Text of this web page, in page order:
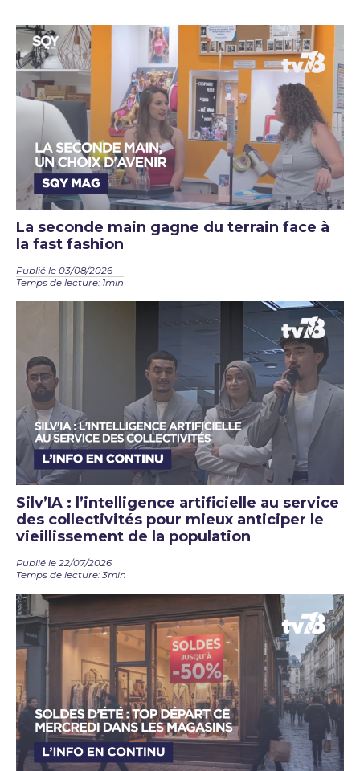
La seconde main gagne du terrain face à
la fast fashion
Publié le 03/08/2026
Temps de lecture: 1min
Silv’IA : l’intelligence artificielle au service
des collectivités pour mieux anticiper le
vieillissement de la population
Publié le 22/07/2026
Temps de lecture: 3min